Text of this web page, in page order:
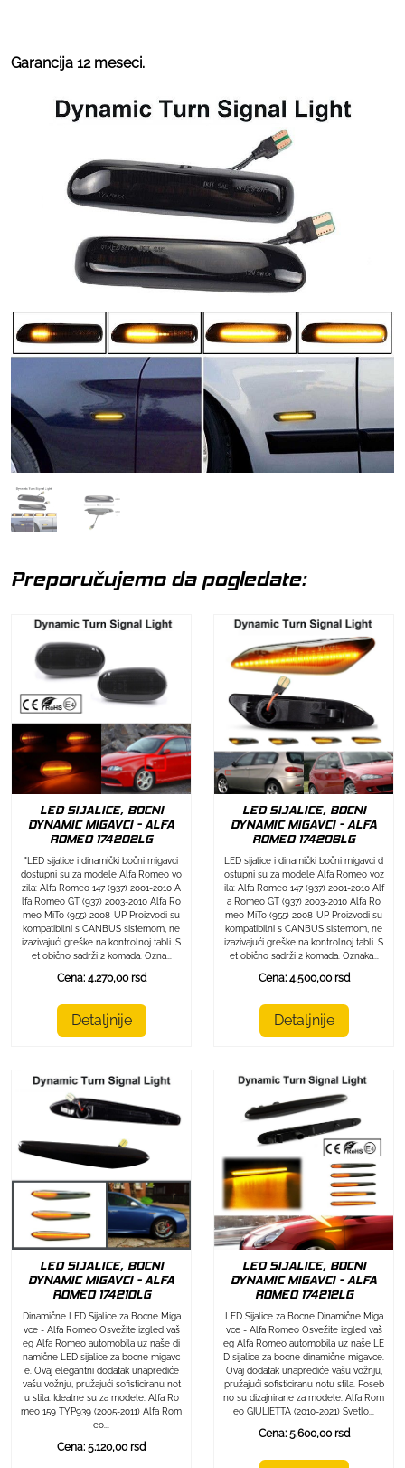
Garancija 12 meseci.
Preporučujemo da pogledate:
LED SIJALICE, BOCNI
DYNAMIC MIGAVCI - ALFA
ROMEO 174202LG
"LED sijalice i dinamički bočni migavci
dostupni su za modele Alfa Romeo vo
zila: Alfa Romeo 147 (937) 2001-2010 A
lfa Romeo GT (937) 2003-2010 Alfa Ro
meo MiTo (955) 2008-UP Proizvodi su
kompatibilni s CANBUS sistemom, ne
izazivajući greške na kontrolnoj tabli. S
et obično sadrži 2 komada. Ozna...
Cena: 4.270,00 rsd
Detaljnije
LED SIJALICE, BOCNI
DYNAMIC MIGAVCI - ALFA
ROMEO 174206LG
LED sijalice i dinamički bočni migavci d
ostupni su za modele Alfa Romeo voz
ila: Alfa Romeo 147 (937) 2001-2010 Alf
a Romeo GT (937) 2003-2010 Alfa Ro
meo MiTo (955) 2008-UP Proizvodi su
kompatibilni s CANBUS sistemom, ne
izazivajući greške na kontrolnoj tabli. S
et obično sadrži 2 komada. Oznaka...
Cena: 4.500,00 rsd
Detaljnije
LED SIJALICE, BOCNI
DYNAMIC MIGAVCI - ALFA
ROMEO 174210LG
Dinamične LED Sijalice za Bocne Miga
vce - Alfa Romeo Osvežite izgled vaš
eg Alfa Romeo automobila uz naše di
namične LED sijalice za bocne migavc
e. Ovaj elegantni dodatak unaprediće
vašu vožnju, pružajući sofisticiranu not
u stila. Idealne su za modele: Alfa Ro
meo 159 TYP939 (2005-2011) Alfa Rom
eo...
Cena: 5.120,00 rsd
LED SIJALICE, BOCNI
DYNAMIC MIGAVCI - ALFA
ROMEO 174212LG
LED Sijalice za Bocne Dinamične Miga
vce - Alfa Romeo Osvežite izgled vaš
eg Alfa Romeo automobila uz naše LE
D sijalice za bocne dinamične migavce.
Ovaj dodatak unaprediće vašu vožnju,
pružajući sofisticiranu notu stila. Poseb
no su dizajnirane za modele: Alfa Rom
eo GIULIETTA (2010-2021) Svetlo...
Cena: 5.600,00 rsd